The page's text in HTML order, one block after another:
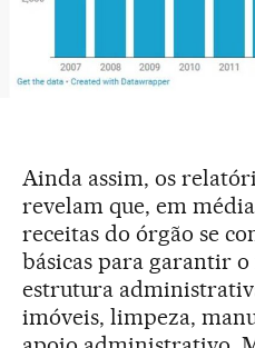
Ainda assim, os
revelam que, em
receitas do órgão se
básicas para garantir
estrutura
imóveis, limpeza,